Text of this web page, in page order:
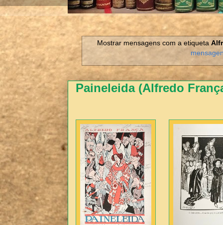
Mostrar mensagens com a etiqueta
Paineleida (Alfredo